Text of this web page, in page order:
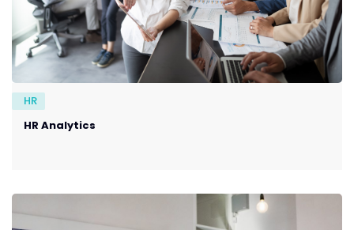
HR
HR Analytics